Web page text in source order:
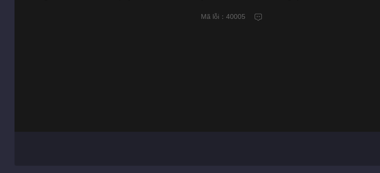
Mã lỗi： 40005